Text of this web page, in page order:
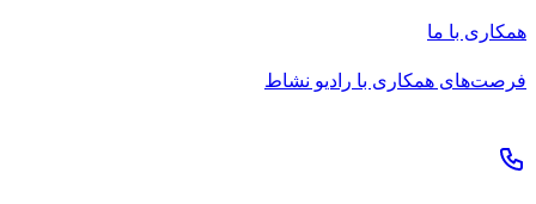
همکاری با ما
فرصت‌های همکاری با رادیو نشاط